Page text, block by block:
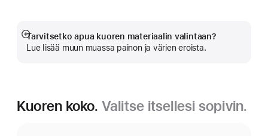
Tarvitsetko apua kuoren materiaalin valintaan?
Lue lisää muun muassa painon ja värien eroista.
Näytä
lisää
Kuoren koko. Valitse itsellesi sopivin.